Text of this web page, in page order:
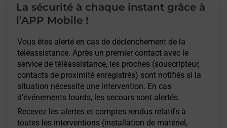
La sécurité à chaque instant grâce à
l’APP Mobile !
Vous êtes alerté en cas de déclenchement de la
téléassistance. Après un premier contact avec le
service de téléassistance, les proches (souscripteur,
contacts de proximité enregistrés) sont notifiés si la
situation nécessite une intervention. En cas
d’événements lourds, les secours sont alertés.
Recevez les alertes et comptes rendus relatifs à
toutes les interventions (installation de matériel,